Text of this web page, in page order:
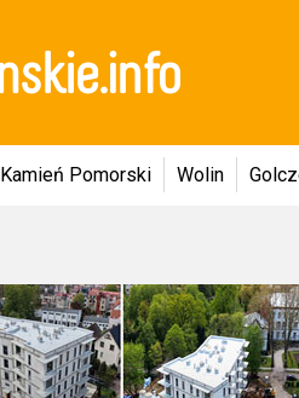
Kamień Pomorski Wolin